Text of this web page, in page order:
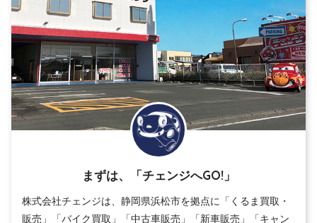
まずは、「チェンジへGO!」
株式会社チェンジは、静岡県浜松市を拠点に「くるま買取・
販売」「バイク買取」「中古車販売」「新車販売」「キャン